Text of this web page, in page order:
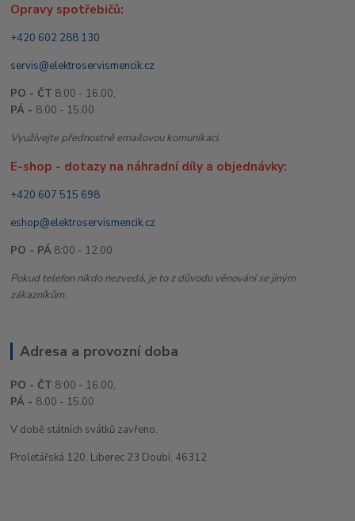
Opravy spotřebičů:
+420 602 288 130
servis@elektroservismencik.cz
PO - ČT 8:00 - 16.00,
PÁ - 8.00 - 15.00
Využívejte přednostně emailovou komunikaci.
E-shop - dotazy na náhradní díly a objednávky:
+420 607 515 698
eshop@elektroservismencik.cz
PO - PÁ 8:00 - 12.00
Pokud telefon nikdo nezvedá, je to z důvodu věnování se jiným
zákazníkům.
Adresa a provozní doba
PO - ČT 8:00 - 16.00,
PÁ - 8.00 - 15.00
V době státních svátků zavřeno.
Proletářská 120, Liberec 23 Doubí, 46312